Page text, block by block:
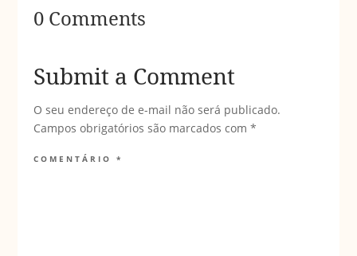
0 Comments
Submit a Comment
O seu endereço de e-mail não será publicado.
Campos obrigatórios são marcados com*
COMENTÁRIO*